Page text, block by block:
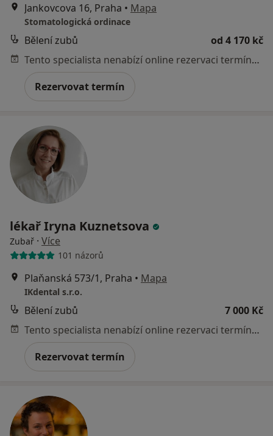
Jankovcova 16, Praha • Mapa
Stomatologická ordinace
Bělení zubů
od 4 170 kč
Tento specialista nenabízí online rezervaci termínu na této adrese.
Rezervovat termín
lékař Iryna Kuznetsova
Zubař · Více
101 názorů
Plaňanská 573/1, Praha • Mapa
IKdental s.r.o.
Bělení zubů
7 000 Kč
Tento specialista nenabízí online rezervaci termínu na této adrese.
Rezervovat termín